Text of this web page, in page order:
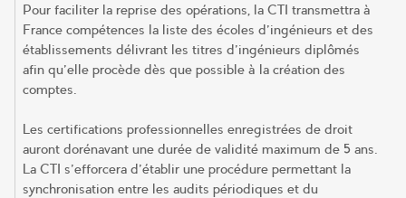
Pour faciliter la reprise des opérations, la CTI transmettra à
France compétences la liste des écoles d’ingénieurs et des
établissements délivrant les titres d’ingénieurs diplômés
afin qu’elle procède dès que possible à la création des
comptes.
Les certifications professionnelles enregistrées de droit
auront dorénavant une durée de validité maximum de 5 ans.
La CTI s’efforcera d’établir une procédure permettant la
synchronisation entre les audits périodiques et du